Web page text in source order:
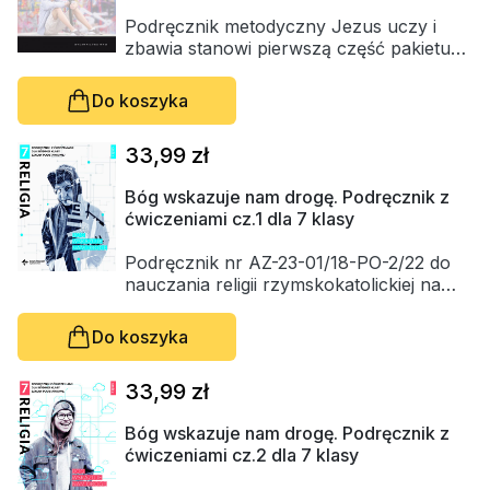
Podręcznik metodyczny Jezus uczy i
zbawia stanowi pierwszą część pakietu
Tematyka podręcznika metodycznego ma
chrześcijańskiej odpowiedzi na stawiane
ukazano trzy etapy historii zbawienia: jej
zapowiedź, wypełnienie w Jezusie
Do koszyka
Bóg wskazuje nam drogę. Podręcznik z
ćwiczeniami cz.1 dla 7 klasy
Podręcznik nr AZ-23-01/18-PO-2/22 do
nauczania religii rzymskokatolickiej na
biskupów diecezjalnych, przeznaczony
dla klasy VII szkoły podstawowej, zgodny
szkoły podstawowej Bóg wskazuje nam
drogę został opracowany zgodnie z
33,99 zł
Do koszyka
Bóg wskazuje nam drogę. Podręcznik z
ćwiczeniami cz.2 dla 7 klasy
33,99 zł